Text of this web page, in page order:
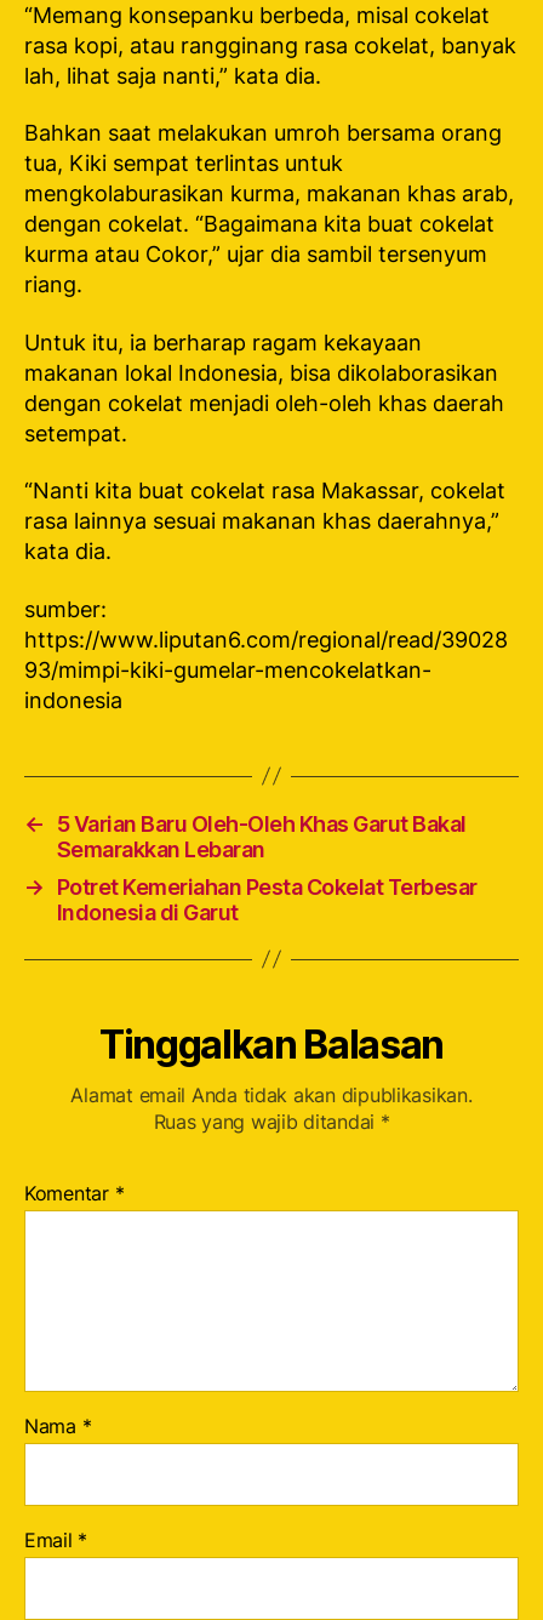
“Memang konsepanku berbeda, misal cokelat
rasa kopi, atau rangginang rasa cokelat, banyak
lah, lihat saja nanti,” kata dia.
Bahkan saat melakukan umroh bersama orang
tua, Kiki sempat terlintas untuk
mengkolaburasikan kurma, makanan khas arab,
dengan cokelat. “Bagaimana kita buat cokelat
kurma atau Cokor,” ujar dia sambil tersenyum
riang.
Untuk itu, ia berharap ragam kekayaan
makanan lokal Indonesia, bisa dikolaborasikan
dengan cokelat menjadi oleh-oleh khas daerah
setempat.
“Nanti kita buat cokelat rasa Makassar, cokelat
rasa lainnya sesuai makanan khas daerahnya,”
kata dia.
sumber:
https://www.liputan6.com/regional/read/39028
93/mimpi-kiki-gumelar-mencokelatkan-
indonesia
←
5 Varian Baru Oleh-Oleh Khas Garut Bakal
Semarakkan Lebaran
→
Potret Kemeriahan Pesta Cokelat Terbesar
Indonesia di Garut
Tinggalkan Balasan
Alamat email Anda tidak akan dipublikasikan.
Ruas yang wajib ditandai *
Komentar *
Nama *
Email *